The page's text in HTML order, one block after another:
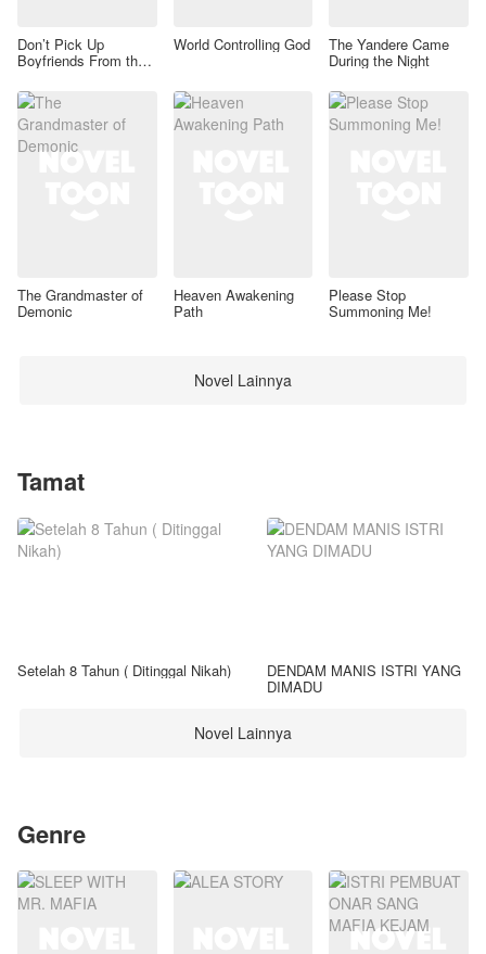
Don’t Pick Up
Boyfriends From the
World Controlling God The Yandere Came
During the Night
The Grandmaster of
Demonic
Heaven Awakening
Path
Please Stop
Summoning Me!
Novel Lainnya
Tamat
Setelah 8 Tahun ( Ditinggal Nikah) DENDAM MANIS ISTRI YANG
DIMADU
Novel Lainnya
Genre